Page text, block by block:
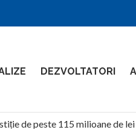
DEZVOLTATORI
de peste 115 milioane de lei